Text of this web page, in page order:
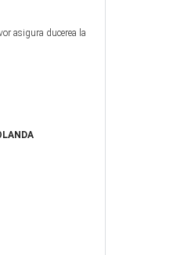
asigura ducerea la